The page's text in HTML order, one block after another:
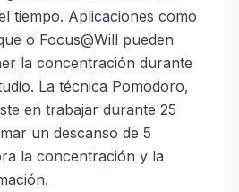
tiempo. Aplicaciones como
o Focus@Will pueden
la concentración durante
La técnica Pomodoro,
en trabajar durante 25
un descanso de 5
la concentración y la